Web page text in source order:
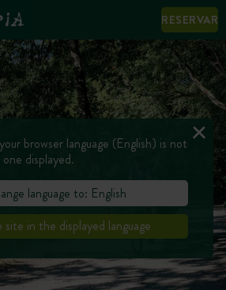
RESERVAR
browser language (English) is not
displayed.
language to: English
in the displayed language